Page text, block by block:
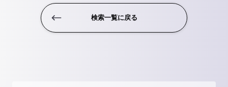
検索一覧に戻る